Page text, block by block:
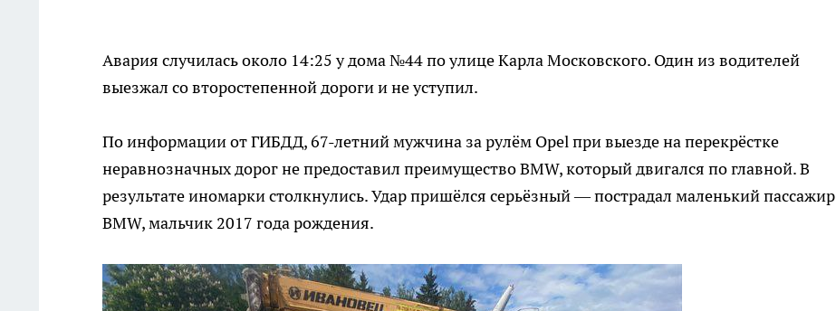
Авария случилась около 14:25 у дома №44 по улице Карла Московского. Один из водителей
выезжал со второстепенной дороги и не уступил.
По информации от ГИБДД, 67-летний мужчина за рулём Opel при выезде на перекрёстке
неравнозначных дорог не предоставил преимущество BMW, который двигался по главной. В
результате иномарки столкнулись. Удар пришёлся серьёзный — пострадал маленький пассажир
BMW, мальчик 2017 года рождения.